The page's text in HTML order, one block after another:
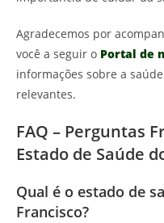
Agradecemos por
você a seguir o Portal de
informações sobre a
relevantes.
FAQ – Perguntas
Estado de Saúde
Qual é o estado de
Francisco?